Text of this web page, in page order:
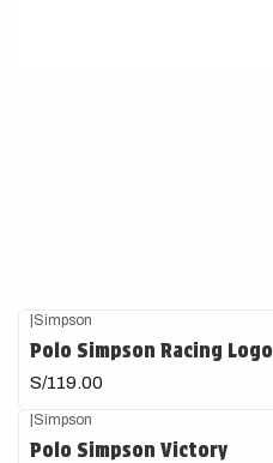
|Simpson
Polo Simpson Racing Logo
S/119.00
|Simpson
Polo Simpson Victory